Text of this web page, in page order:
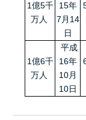
1億5千
万人
15年
7月14
日
1億6千
万人
平成
16年
10月
10日